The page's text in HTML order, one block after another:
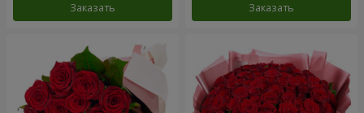
Заказать Заказать